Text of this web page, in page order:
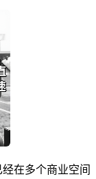
在多个商业空间